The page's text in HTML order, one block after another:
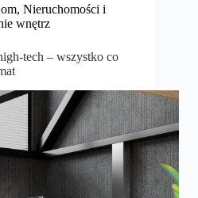
, Nieruchomości i
wnętrz
tech – wszystko co